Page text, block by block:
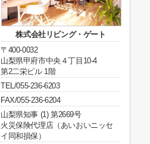
株式会社リビング・ゲート
〒400-0032
山梨県甲府市中央４丁目10-4
第2二栄ビル 1階
TEL/055-236-6203
FAX/055-236-6204
山梨県知事 (1) 第2669号
火災保険代理店（あいおいニッセ
イ同和損保）